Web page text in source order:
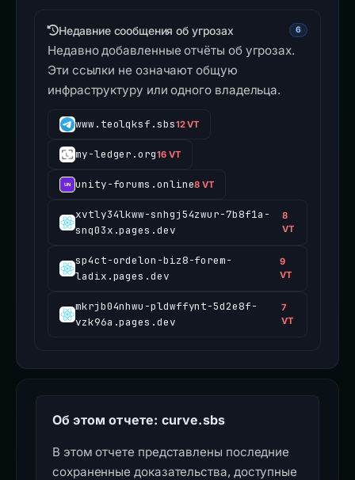
Недавние сообщения об угрозах 6
Недавно добавленные отчёты об угрозах.
Эти ссылки не означают общую
инфраструктуру или одного владельца.
www.teolqksf.sbs12 VT
my-ledger.org16 VT
unity-forums.online8 VT
xvtly34lkww-snhgj54zwur-7b8f1a-
snq03x.pages.dev
8
VT
sp4ct-ordelon-biz8-forem-
ladix.pages.dev
9
VT
mkrjb04nhwu-pldwffynt-5d2e8f-
vzk96a.pages.dev
7
VT
Об этом отчете: curve.sbs
В этом отчете представлены последние
сохраненные доказательства, доступные